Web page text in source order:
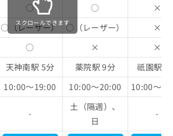
○ ○
×
○（レーザー） ○（レーザー）
×
○ ×
×
天神南駅 5分 薬院駅 9分
祇園駅 4
10:00～19:00 10:00～20:00 10:00～
-
土（隔週）、
日
-
スクロールできます